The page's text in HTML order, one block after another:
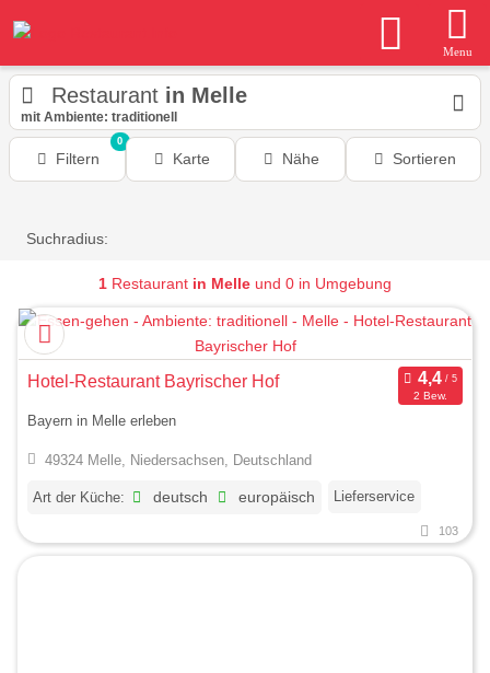
Menu
Restaurant in Melle
mit Ambiente: traditionell
Filtern
0
Karte Nähe Sortieren
Suchradius:
1 Restaurant in Melle und 0 in Umgebung
Hotel-Restaurant Bayrischer Hof
2 Bew.
Bayern in Melle erleben
49324 Melle, Niedersachsen, Deutschland
Art der Küche: deutsch europäisch Lieferservice
103